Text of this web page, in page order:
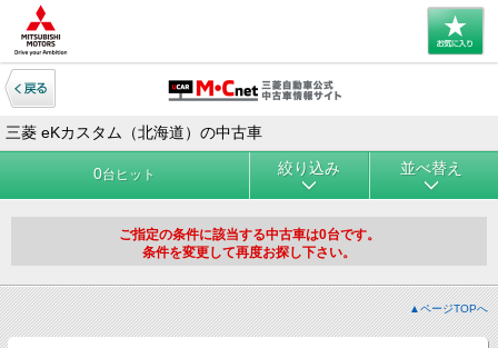
三菱 eKカスタム（北海道）の中古車
0台ヒット 絞り込み 並べ替え
ご指定の条件に該当する中古車は0台です。
条件を変更して再度お探し下さい。
▲ページTOPへ